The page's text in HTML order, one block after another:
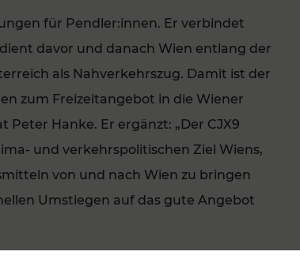
für Pendler:innen. Er verbindet
davor und danach Wien entlang der
als Nahverkehrszug. Damit ist der
zum Freizeitangebot in die Wiener
Hanke. Er ergänzt: „Der CJX9
und verkehrspolitischen Ziel Wiens,
von und nach Wien zu bringen
Umstiegen auf das gute Angebot